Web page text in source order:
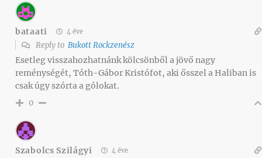
bataati 4 éve
Reply to Bukott Rockzenész
Esetleg visszahozhatnánk kölcsönből a jövő nagy
reménységét, Tóth-Gábor Kristófot, aki ősszel a Haliban is
csak úgy szórta a gólokat.
0
Szabolcs Szilágyi 4 éve